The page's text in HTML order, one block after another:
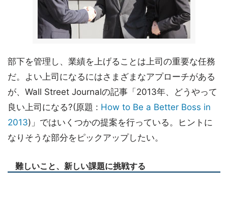
部下を管理し、業績を上げることは上司の重要な任務
だ。よい上司になるにはさまざまなアプローチがある
が、Wall Street Journalの記事「2013年、どうやって
良い上司になる?(原題 : How to Be a Better Boss in
2013)」ではいくつかの提案を行っている。ヒントに
なりそうな部分をピックアップしたい。
難しいこと、新しい課題に挑戦する